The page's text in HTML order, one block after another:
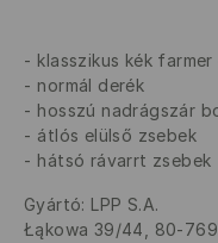
klasszikus kék
normál derék
hosszú nadrágszár
átlós elülső zsebek
hátsó rávarrt zsebek
Gyártó: LPP S.A.
Łąkowa 39/44, 80-769